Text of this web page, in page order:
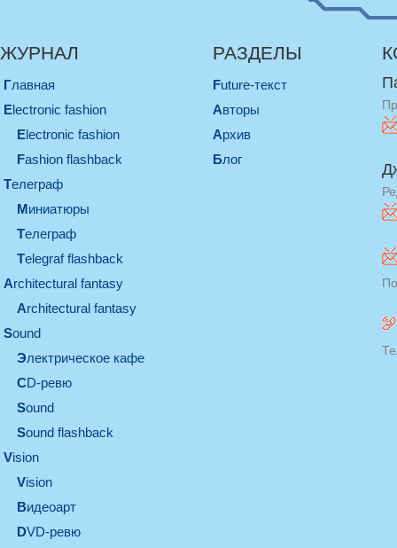
ЖУРНАЛ
Главная
electronic fashion
electronic fashion
Fashion flashback
телеграф
миниатюры
телеграф
Telegraf flashback
architectural fantasy
architectural fantasy
sound
электрическое кафе
CD-ревю
sound
Sound flashback
vision
vision
видеоарт
DVD-ревю
РАЗДЕЛЫ
Future-текст
Авторы
Архив
Блог